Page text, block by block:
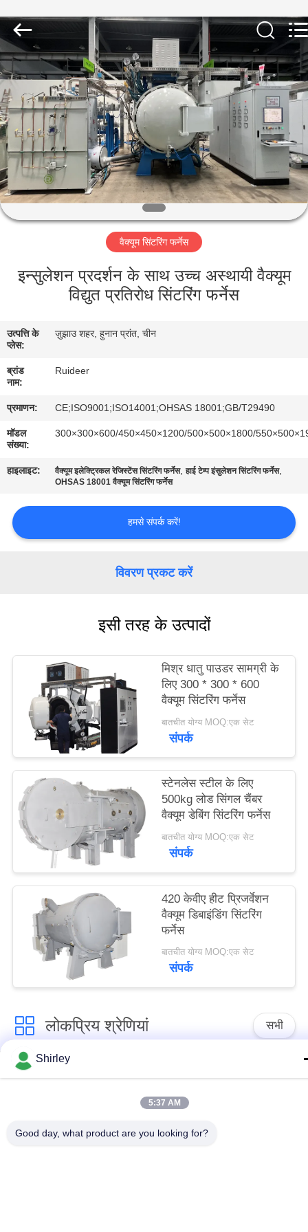
घर
उत्पाद
हमारे
बारे
में
का
गुणवत्ता
नियंत्रण
हमसे
संपर्क
करें
मांगें
Equipment
Manufacturing
Co.,Ltd.
Rights
Reserved.
वैक्यूम सिंटरिंग फर्नेस
इन्सुलेशन प्रदर्शन के साथ उच्च अस्थायी वैक्यूम
विद्युत प्रतिरोध सिंटरिंग फर्नेस
उत्पत्ति के
प्लेस:
ज़ुझाउ शहर, हुनान प्रांत, चीन
ब्रांड
नाम:
Ruideer
प्रमाणन: CE;ISO9001;ISO14001;OHSAS 18001;GB/T29490
मॉडल
संख्या:
300×300×600/450×450×1200/500×500×1800/
हाइलाइट: वैक्यूम इलेक्ट्रिकल रेजिस्टेंस सिंटरिंग फर्नेस,हाई टेम्प इंसुलेशन सिंटरिंग फर्नेस,
OHSAS 18001 वैक्यूम सिंटरिंग फर्नेस
हमसे संपर्क करें!
विवरण प्रकट करें
इसी तरह के उत्पादों
मिश्र धातु पाउडर सामग्री के
लिए 300 * 300 * 600
वैक्यूम सिंटरिंग फर्नेस
बातचीत योग्य MOQ:एक सेट
संपर्क
स्टेनलेस स्टील के लिए
500kg लोड सिंगल चैंबर
वैक्यूम डेबिंग सिंटरिंग फर्नेस
बातचीत योग्य MOQ:एक सेट
संपर्क
420 केवीए हीट प्रिजर्वेशन
वैक्यूम डिबाइंडिंग सिंटरिंग
फर्नेस
बातचीत योग्य MOQ:एक सेट
संपर्क
लोकप्रिय श्रेणियां सभी
सिंटर एचआईपी फर्नेस
एमआईएम सिंटरिंग फर्नेस
Shirley
5:37 AM
Good day, what product are you looking for?